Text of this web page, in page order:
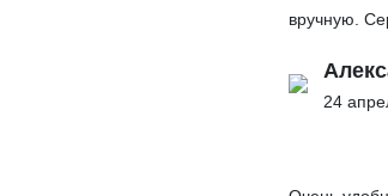
вручную.
24